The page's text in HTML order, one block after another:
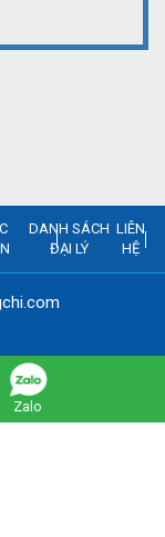
DANH SÁCH
ĐẠI LÝ
LIÊN
HỆ
Zalo